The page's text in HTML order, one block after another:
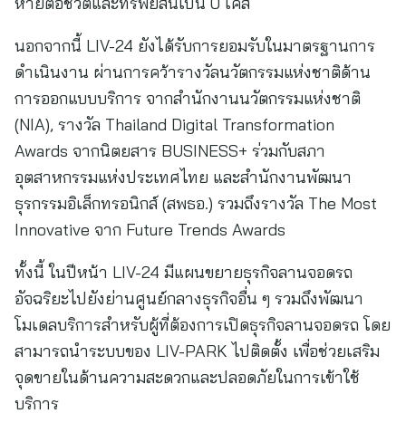
นอกจากนี้ LIV-24 ยังได้รับการยอมรับในมาตรฐานการ
ดำเนินงาน ผ่านการคว้ารางวัลนวัตกรรมแห่งชาติด้าน
การออกแบบบริการ จากสำนักงานนวัตกรรมแห่งชาติ
(NIA), รางวัล Thailand Digital Transformation
Awards จากนิตยสาร BUSINESS+ ร่วมกับสภา
อุตสาหกรรมแห่งประเทศไทย และสำนักงานพัฒนา
ธุรกรรมอิเล็กทรอนิกส์ (สพธอ.) รวมถึงรางวัล The Most
Innovative จาก Future Trends Awards
ทั้งนี้ ในปีหน้า LIV-24 มีแผนขยายธุรกิจลานจอดรถ
อัจฉริยะไปยังย่านศูนย์กลางธุรกิจอื่น ๆ รวมถึงพัฒนา
โมเดลบริการสำหรับผู้ที่ต้องการเปิดธุรกิจลานจอดรถ โดย
สามารถนำระบบของ LIV-PARK ไปติดตั้ง เพื่อช่วยเสริม
จุดขายในด้านความสะดวกและปลอดภัยในการเข้าใช้
บริการ